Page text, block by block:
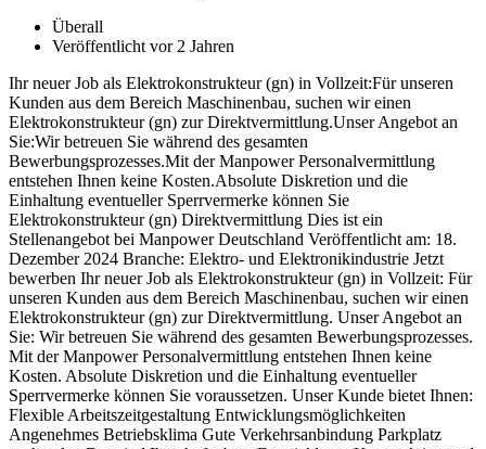
Überall
Veröffentlicht vor 2 Jahren
Ihr neuer Job als Elektrokonstrukteur (gn) in Vollzeit:Für unseren
Kunden aus dem Bereich Maschinenbau, suchen wir einen
Elektrokonstrukteur (gn) zur Direktvermittlung.Unser Angebot an
Sie:Wir betreuen Sie während des gesamten
Bewerbungsprozesses.Mit der Manpower Personalvermittlung
entstehen Ihnen keine Kosten.Absolute Diskretion und die
Einhaltung eventueller Sperrvermerke können Sie
Elektrokonstrukteur (gn) Direktvermittlung Dies ist ein
Stellenangebot bei Manpower Deutschland Veröffentlicht am: 18.
Dezember 2024 Branche: Elektro- und Elektronikindustrie Jetzt
bewerben Ihr neuer Job als Elektrokonstrukteur (gn) in Vollzeit: Für
unseren Kunden aus dem Bereich Maschinenbau, suchen wir einen
Elektrokonstrukteur (gn) zur Direktvermittlung. Unser Angebot an
Sie: Wir betreuen Sie während des gesamten Bewerbungsprozesses.
Mit der Manpower Personalvermittlung entstehen Ihnen keine
Kosten. Absolute Diskretion und die Einhaltung eventueller
Sperrvermerke können Sie voraussetzen. Unser Kunde bietet Ihnen:
Flexible Arbeitszeitgestaltung Entwicklungsmöglichkeiten
Angenehmes Betriebsklima Gute Verkehrsanbindung Parkplatz